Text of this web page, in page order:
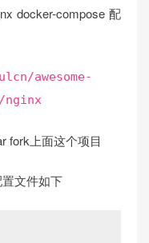
docker-compose 配
awesome-
nginx
fork上面这个项目
文件如下